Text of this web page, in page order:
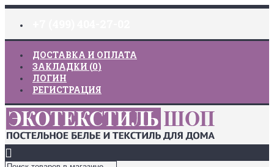
ДОСТАВКА И ОПЛАТА
ЗАКЛАДКИ (0)
ЛОГИН
РЕГИСТРАЦИЯ